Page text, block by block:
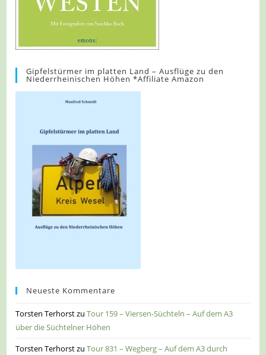
Gipfelstürmer im platten Land – Ausflüge zu den
Niederrheinischen Höhen *Affiliate Amazon
Neueste Kommentare
Torsten TerhorstzuTour 159 – Viersen-Süchteln – Auf dem A3
über die Süchtelner Höhen
Torsten TerhorstzuTour 831 – Wegberg – Auf dem A3 durch